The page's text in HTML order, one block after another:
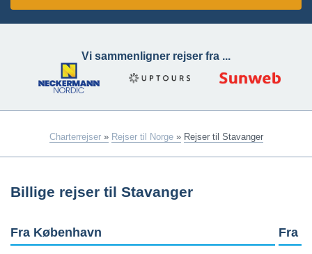
Vi sammenligner rejser fra ...
Charterrejser » Rejser til Norge » Rejser til Stavanger
Billige rejser til Stavanger
Fra København Fra